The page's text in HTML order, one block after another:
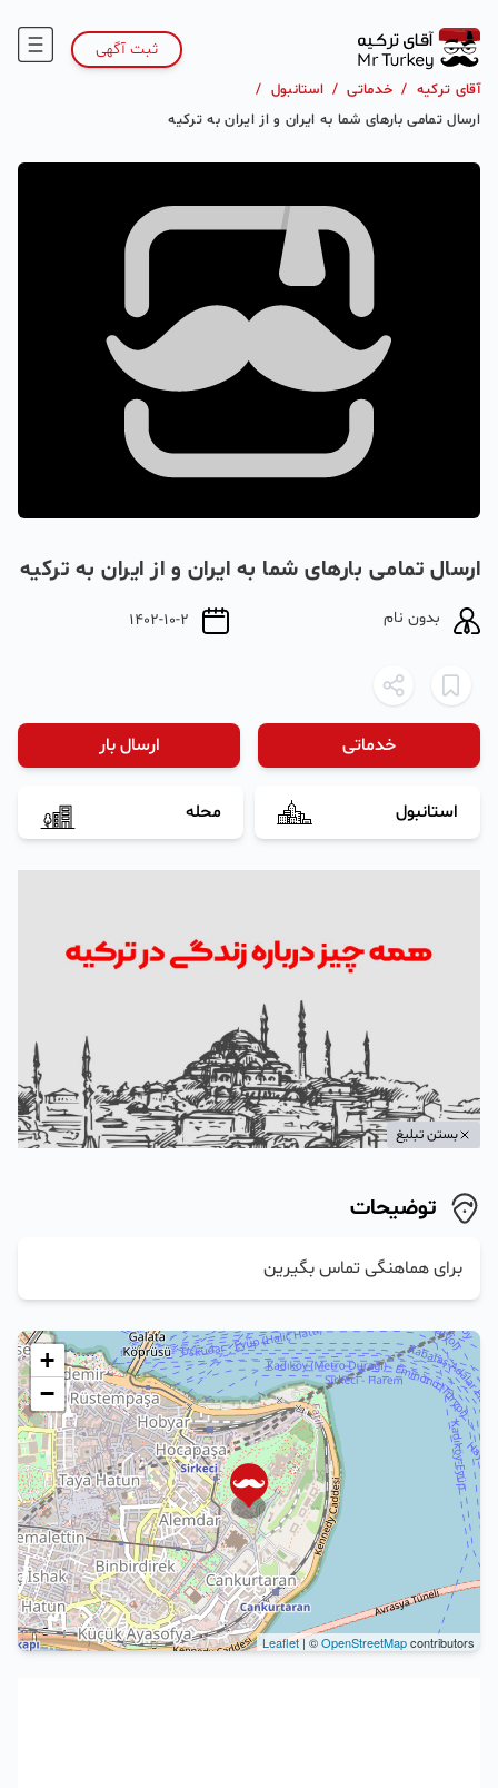
ثبت آگهی
آقای ترکیه / خدماتی / استانبول /
ارسال تمامی بارهای شما به ایران و از ایران به ترکیه
ارسال تمامی بارهای شما به ایران و از ایران به ترکیه
بدون نام 1402-10-2
خدماتی ارسال بار
استانبول محله
بستن تبلیغ
توضیحات
برای هماهنگی تماس بگیرین
+
−
Leaflet| ©OpenStreetMapcontributors